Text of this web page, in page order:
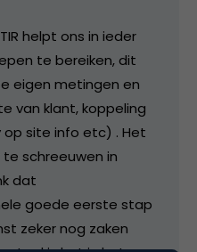
helpt ons in ieder
te bereiken, dit
eigen metingen en
van klant, koppeling
site info etc) . Het
te schreeuwen in
dat
goede eerste stap
zeker nog zaken